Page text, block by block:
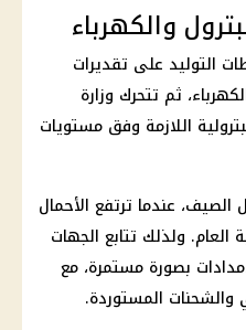
والكهرباء
التوليد على تقديرات
ثم تتحرك وزارة
اللازمة وفق مستويات
عندما ترتفع الأحمال
العام. ولذلك تتابع الجهات
بصورة مستمرة، مع
والشحنات المستوردة.